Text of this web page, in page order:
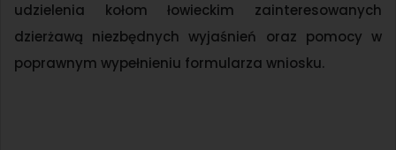
udzielenia kołom łowieckim zainteresowanych
dzierżawą niezbędnych wyjaśnień oraz pomocy w
poprawnym wypełnieniu formularza wniosku.